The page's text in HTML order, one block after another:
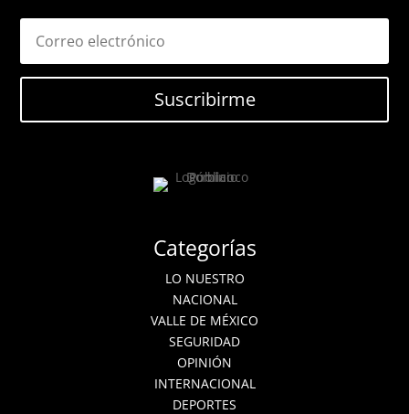
Suscribirme
Categorías
LO NUESTRO
NACIONAL
VALLE DE MÉXICO
SEGURIDAD
OPINIÓN
INTERNACIONAL
DEPORTES